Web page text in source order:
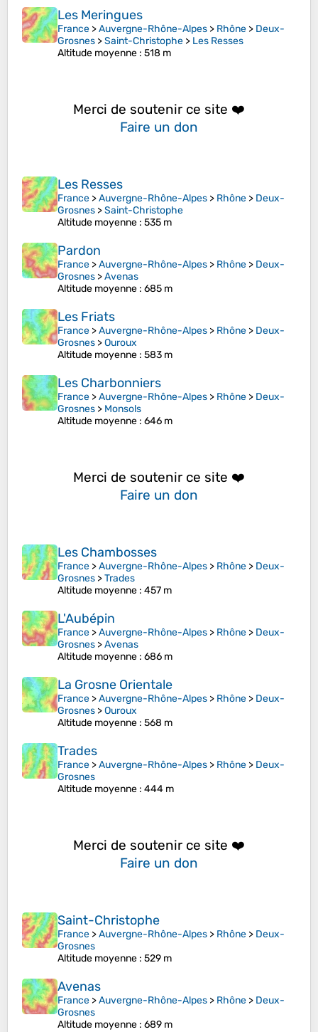
Les Meringues
France >Auvergne-Rhône-Alpes > Rhône > Deux-
Grosnes >Saint-Christophe > Les Resses
Altitude moyenne : 518 m
Merci de soutenir ce site ❤️
Faire un don
Les Resses
France >Auvergne-Rhône-Alpes > Rhône > Deux-
Grosnes >Saint-Christophe
Altitude moyenne : 535 m
Pardon
France >Auvergne-Rhône-Alpes > Rhône > Deux-
Grosnes >Avenas
Altitude moyenne : 685 m
Les Friats
France >Auvergne-Rhône-Alpes > Rhône > Deux-
Grosnes >Ouroux
Altitude moyenne : 583 m
Les Charbonniers
France >Auvergne-Rhône-Alpes > Rhône > Deux-
Grosnes > Monsols
Altitude moyenne : 646 m
Merci de soutenir ce site ❤️
Faire un don
Les Chambosses
France >Auvergne-Rhône-Alpes > Rhône > Deux-
Grosnes >Trades
Altitude moyenne : 457 m
L'Aubépin
France >Auvergne-Rhône-Alpes > Rhône > Deux-
Grosnes >Avenas
Altitude moyenne : 686 m
La Grosne Orientale
France >Auvergne-Rhône-Alpes > Rhône > Deux-
Grosnes >Ouroux
Altitude moyenne : 568 m
Trades
France >Auvergne-Rhône-Alpes > Rhône > Deux-
Grosnes
Altitude moyenne : 444 m
Merci de soutenir ce site ❤️
Faire un don
Saint-Christophe
France >Auvergne-Rhône-Alpes > Rhône > Deux-
Grosnes
Altitude moyenne : 529 m
Avenas
France >Auvergne-Rhône-Alpes > Rhône > Deux-
Grosnes
Altitude moyenne : 689 m